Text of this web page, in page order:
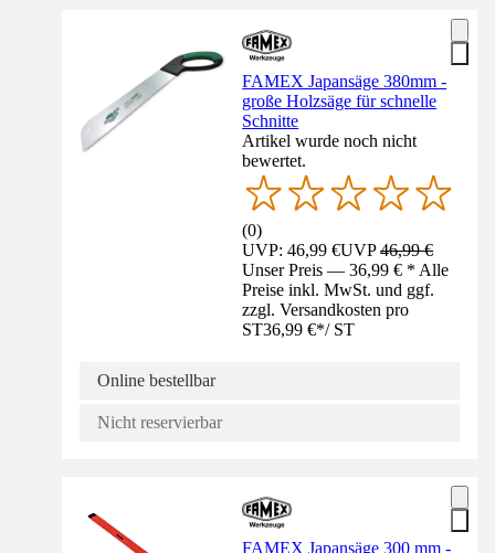
FAMEX Japansäge 380mm -
große Holzsäge für schnelle
Schnitte
Artikel wurde noch nicht
bewertet.
(0)
UVP: 46,99 €UVP46,99 €
Unser Preis — 36,99 € * Alle
Preise inkl. MwSt. und ggf.
zzgl. Versandkosten pro
ST36,99 €*/ ST
Online bestellbar
Nicht reservierbar
FAMEX Japansäge 300 mm -